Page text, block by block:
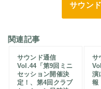
サウン
関連記事
サウンド通信
Vol.44「第9回ミニ
セッション開催決
定！、第4回クラブ
サ
演
報